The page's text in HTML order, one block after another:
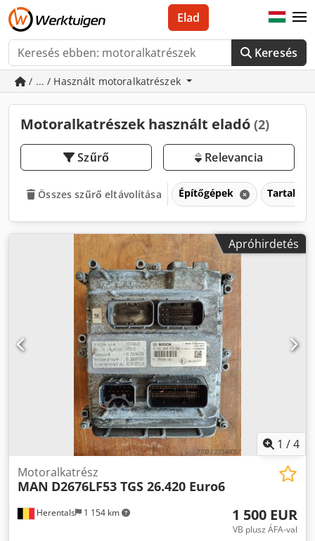
Keresés
Elad
/ ... / Használt motoralkatrészek
Motoralkatrészek használt eladó (2)
Szűrő Relevancia
Összes szűrő eltávolítása Építőgépek Tartalék
Apróhirdetés
1 /4
Herentals 1 154 km
Motoralkatrész
MAN D2676LF53 TGS 26.420 Euro6
1 500 EUR
VB plusz ÁFA-val